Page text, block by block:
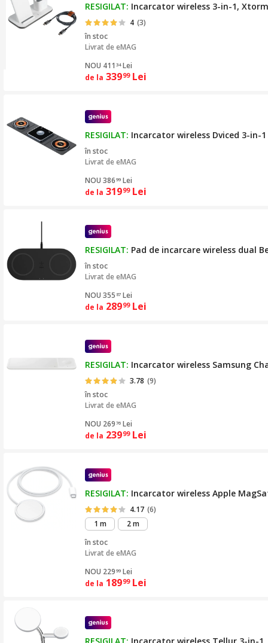
RESIGILAT: Incarcator wireless 3-in-1,
4 (3)
în stoc
Livrat deeMAG
NOU 411 34 Lei
de la 33999 Lei
RESIGILAT: Incarcator wireless Dviced 3-in-
în stoc
Livrat deeMAG
NOU 386 99 Lei
de la 31999 Lei
RESIGILAT: Pad de incarcare wireless dual
în stoc
Livrat deeMAG
NOU 355 87 Lei
de la 28999 Lei
RESIGILAT: Incarcator wireless Samsung
3.78 (9)
în stoc
Livrat deeMAG
NOU 269 76 Lei
de la 23999 Lei
RESIGILAT: Incarcator wireless Apple
4.17 (6)
1 m
2 m
în stoc
Livrat deeMAG
NOU 229 99 Lei
de la 18999 Lei